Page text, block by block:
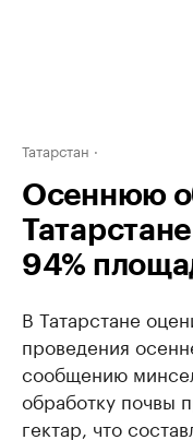
Татарстан
Осеннюю
94%
В Татарстане
проведения
сообщению
обработку почвы
гектар, что